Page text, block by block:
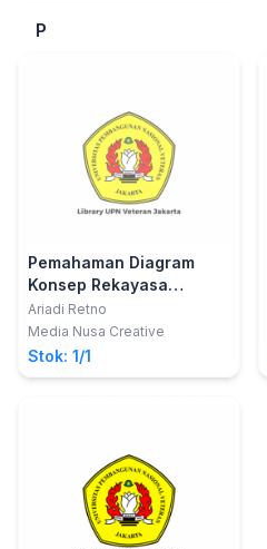
P
Pemahaman Diagram
Konsep Rekayasa
Perangkat Lunak dan
Pemrograman PHP
Ariadi Retno
Media Nusa Creative
Stok: 1/1